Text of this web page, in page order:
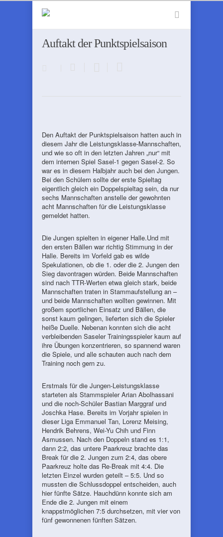
Auftakt der Punktspielsaison
Den Auftakt der Punktspielsaison hatten auch in
diesem Jahr die Leistungsklasse-Mannschaften,
und wie so oft in den letzten Jahren „nur“ mit
dem internen Spiel Sasel-1 gegen Sasel-2. So
war es in diesem Halbjahr auch bei den Jungen.
Bei den Schülern sollte der erste Spieltag
eigentlich gleich ein Doppelspieltag sein, da nur
sechs Mannschaften anstelle der gewohnten
acht Mannschaften für die Leistungsklasse
gemeldet hatten.
Die Jungen spielten in eigener Halle.Und mit
den ersten Bällen war richtig Stimmung in der
Halle. Bereits im Vorfeld gab es wilde
Spekulationen, ob die 1. oder die 2. Jungen den
Sieg davontragen würden. Beide Mannschaften
sind nach TTR-Werten etwa gleich stark, beide
Mannschaften traten in Stammaufstellung an –
und beide Mannschaften wollten gewinnen. Mit
großem sportlichen Einsatz und Bällen, die
sonst kaum gelingen, lieferten sich die Spieler
heiße Duelle. Nebenan konnten sich die acht
verbleibenden Saseler Trainingsspieler kaum auf
ihre Übungen konzentrieren, so spannend waren
die Spiele, und alle schauten auch nach dem
Training noch gern zu.
Erstmals für die Jungen-Leistungsklasse
starteten als Stammspieler Arian Abolhassani
und die noch-Schüler Bastian Marggraf und
Joschka Hase. Bereits im Vorjahr spielen in
dieser Liga Emmanuel Tan, Lorenz Meising,
Hendrik Behrens, Wei-Yu Chih und Finn
Asmussen. Nach den Doppeln stand es 1:1,
dann 2:2, das untere Paarkreuz brachte das
Break für die 2. Jungen zum 2:4, das obere
Paarkreuz holte das Re-Break mit 4:4. Die
letzten Einzel wurden geteilt – 5:5. Und so
mussten die Schlussdoppel entscheiden, auch
hier fünfte Sätze. Hauchdünn konnte sich am
Ende die 2. Jungen mit einem
knappstmöglichen 7:5 durchsetzen, mit vier von
fünf gewonnenen fünften Sätzen.